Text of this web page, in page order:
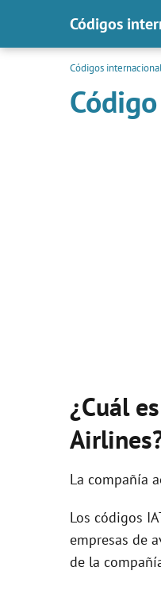
Códigos
Códigos
¿Cuál
La compañía
Los códigos
empresas de
de la